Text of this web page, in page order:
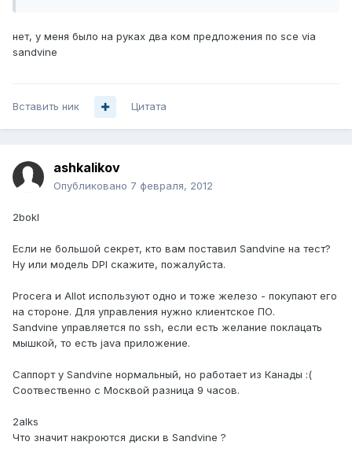
нет, у меня было на руках два ком предложения по sce via
sandvine
Вставить ник Цитата
ashkalikov
Опубликовано 7 февраля, 2012
2bokl
Если не большой секрет, кто вам поставил Sandvine на тест?
Ну или модель DPI скажите, пожалуйста.
Procera и Allot используют одно и тоже железо - покупают его
на стороне. Для управления нужно клиентское ПО.
Sandvine управляется по ssh, если есть желание поклацать
мышкой, то есть java приложение.
Саппорт у Sandvine нормальный, но работает из Канады :(
Соотвественно с Москвой разница 9 часов.
2alks
Что значит накроются диски в Sandvine ?